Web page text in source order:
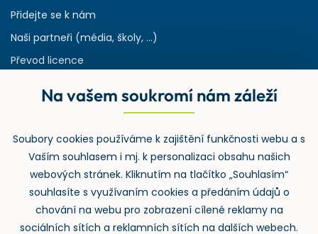
Přidejte se k nám
Naši partneři (média, školy, ...)
Převod licence
Rejstřík používaných zkratek v odpadech
Zpětný odběr
Na vašem soukromí nám záleží
Soubory cookies používáme k zajištění funkčnosti webu a s
Vaším souhlasem i mj. k personalizaci obsahu našich
webových stránek. Kliknutím na tlačítko „Souhlasím“
souhlasíte s využívaním cookies a předáním údajů o
chování na webu pro zobrazení cílené reklamy na
sociálních sítích a reklamních sítích na dalších webech.